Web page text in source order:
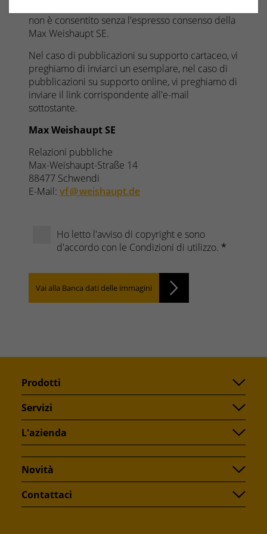
non è consentito senza l'espresso consenso della
Max Weishaupt SE.
Nel caso di pubblicazioni su supporto cartaceo, vi
preghiamo di inviarci un esemplare, nel caso di
pubblicazioni su supporto online, vi preghiamo di
inviare il link corrispondente all'e-mail
sottostante.
Max Weishaupt SE
Relazioni pubbliche
Max-Weishaupt-Straße 14
88477 Schwendi
E-Mail: vf @ weishaupt.de
Ho letto l'avviso di copyright e sono
d'accordo con le Condizioni di utilizzo. *
Vai alla Banca dati delle immagini
Prodotti
Servizi
L'azienda
Novità
Contattaci